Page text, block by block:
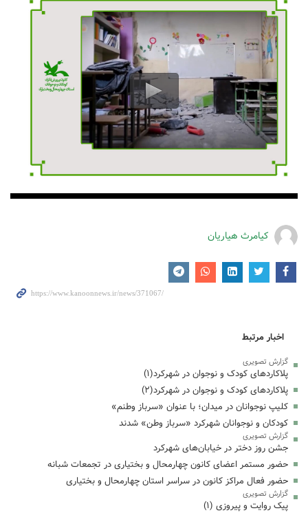
کیامرث هیاریان
اخبار مرتبط
گزارش تصویری
پلاکاردهای کودک و نوجوان در شهرکرد(۱)
پلاکاردهای کودک و نوجوان در شهرکرد(۲)
کلیپ نوجوانان در میدان؛ با عنوان «سرباز وطنم»
کودکان و نوجوانان شهرکرد «سرباز وطن» شدند
گزارش تصویری
جشن روز دختر در خیابان‌های شهرکرد
حضور مستمر اعضای کانون چهارمحال و بختیاری در تجمعات شبانه
حضور فعال مراکز کانون در سراسر استان چهارمحال و بختیاری
گزارش تصویری
پیک روایت و پیروزی (۱)